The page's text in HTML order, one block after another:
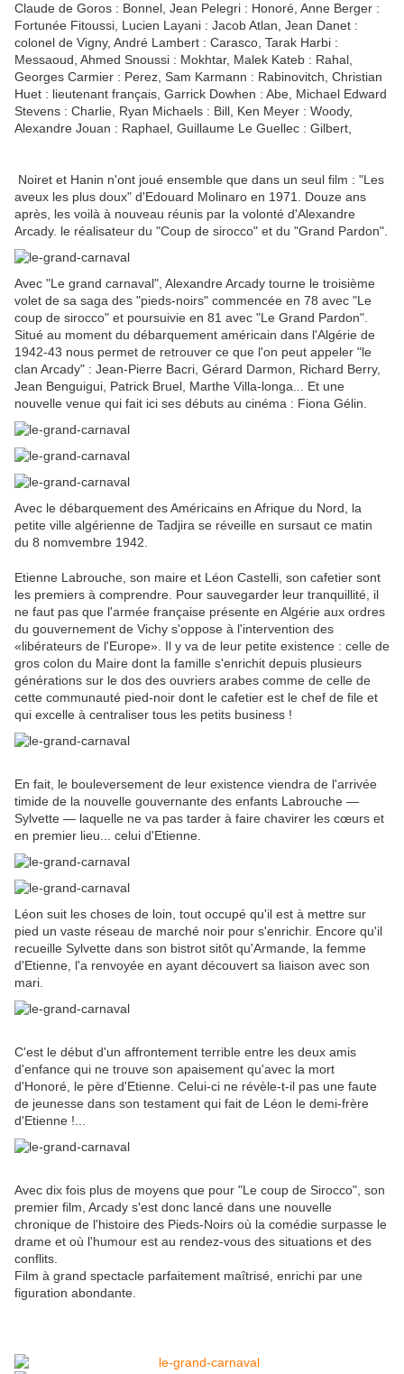
Claude de Goros : Bonnel, Jean Pelegri : Honoré, Anne Berger :
Fortunée Fitoussi, Lucien Layani : Jacob Atlan, Jean Danet :
colonel de Vigny, André Lambert : Carasco, Tarak Harbi :
Messaoud, Ahmed Snoussi : Mokhtar, Malek Kateb : Rahal,
Georges Carmier : Perez, Sam Karmann : Rabinovitch, Christian
Huet : lieutenant français, Garrick Dowhen : Abe, Michael Edward
Stevens : Charlie, Ryan Michaels : Bill, Ken Meyer : Woody,
Alexandre Jouan : Raphael, Guillaume Le Guellec : Gilbert,
Noiret et Hanin n'ont joué ensemble que dans un seul film : "Les
aveux les plus doux" d'Edouard Molinaro en 1971. Douze ans
après, les voilà à nouveau réunis par la volonté d'Alexandre
Arcady. le réalisateur du "Coup de sirocco" et du "Grand Pardon".
Avec "Le grand carnaval", Alexandre Arcady tourne le troisième
volet de sa saga des "pieds-noirs" commencée en 78 avec "Le
coup de sirocco" et poursuivie en 81 avec "Le Grand Pardon".
Situé au moment du débarquement américain dans l'Algérie de
1942-43 nous permet de retrouver ce que l'on peut appeler "le
clan Arcady" : Jean-Pierre Bacri, Gérard Darmon, Richard Berry,
Jean Benguigui, Patrick Bruel, Marthe Villa-longa... Et une
nouvelle venue qui fait ici ses débuts au cinéma : Fiona Gélin.
Avec le débarquement des Américains en Afrique du Nord, la
petite ville algérienne de Tadjira se réveille en sursaut ce matin
du 8 nomvembre 1942.
Etienne Labrouche, son maire et Léon Castelli, son cafetier sont
les premiers à comprendre. Pour sauvegarder leur tranquillité, il
ne faut pas que l'armée française présente en Algérie aux ordres
du gouvernement de Vichy s'oppose à l'intervention des
«libérateurs de l'Europe». Il y va de leur petite existence : celle de
gros colon du Maire dont la famille s'enrichit depuis plusieurs
générations sur le dos des ouvriers arabes comme de celle de
cette communauté pied-noir dont le cafetier est le chef de file et
qui excelle à centraliser tous les petits business !
En fait, le bouleversement de leur existence viendra de l'arrivée
timide de la nouvelle gouvernante des enfants Labrouche —
Sylvette — laquelle ne va pas tarder à faire chavirer les cœurs et
en premier lieu... celui d'Etienne.
Léon suit les choses de loin, tout occupé qu'il est à mettre sur
pied un vaste réseau de marché noir pour s'enrichir. Encore qu'il
recueille Sylvette dans son bistrot sitôt qu'Armande, la femme
d'Etienne, l'a renvoyée en ayant découvert sa liaison avec son
mari.
C'est le début d'un affrontement terrible entre les deux amis
d'enfance qui ne trouve son apaisement qu'avec la mort
d'Honoré, le père d'Etienne. Celui-ci ne révèle-t-il pas une faute
de jeunesse dans son testament qui fait de Léon le demi-frère
d'Etienne !...
Avec dix fois plus de moyens que pour "Le coup de Sirocco", son
premier film, Arcady s'est donc lancé dans une nouvelle
chronique de l'histoire des Pieds-Noirs où la comédie surpasse le
drame et où l'humour est au rendez-vous des situations et des
conflits.
Film à grand spectacle parfaitement maîtrisé, enrichi par une
figuration abondante.